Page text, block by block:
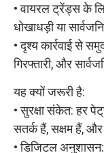
• वायरल ट्रेंड्स के
धोखाधड़ी या
• दृश्य कार्रवाई से
गिरफ्तारी, और
यह क्यों जरूरी है:
• सुरक्षा संकेत: हर
सतर्क हैं, सक्षम हैं, और
• डिजिटल अनुशासन: